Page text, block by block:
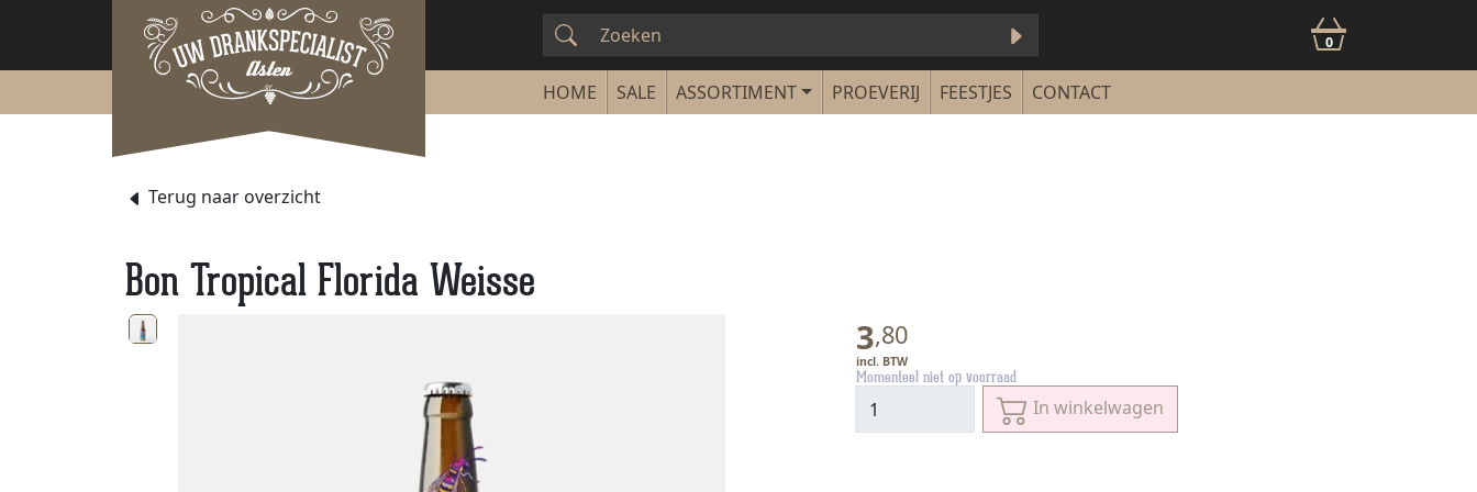
0
SALE ASSORTIMENT PROEVERIJ FEESTJES CONTACT
Terug naar overzicht
Bon Tropical Florida Weisse
3,80
Momenteel niet op voorraad
In winkelwagen